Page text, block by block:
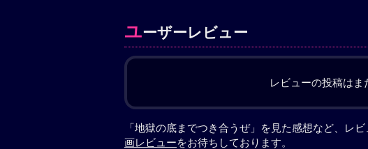
ユーザーレビュー
レビューの投稿はま
「地獄の底までつき合うぜ」を見た感想など、レ
画レビューをお待ちしております。